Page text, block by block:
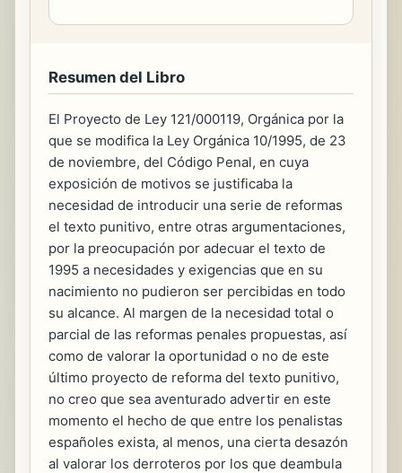
Resumen del Libro
El Proyecto de Ley 121/000119, Orgánica por la
que se modifica la Ley Orgánica 10/1995, de 23
de noviembre, del Código Penal, en cuya
exposición de motivos se justificaba la
necesidad de introducir una serie de reformas
el texto punitivo, entre otras argumentaciones,
por la preocupación por adecuar el texto de
1995 a necesidades y exigencias que en su
nacimiento no pudieron ser percibidas en todo
su alcance. Al margen de la necesidad total o
parcial de las reformas penales propuestas, así
como de valorar la oportunidad o no de este
último proyecto de reforma del texto punitivo,
no creo que sea aventurado advertir en este
momento el hecho de que entre los penalistas
españoles exista, al menos, una cierta desazón
al valorar los derroteros por los que deambula